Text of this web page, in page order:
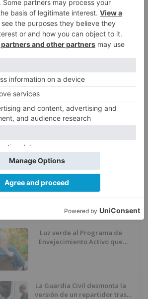
de inmigrantes
El PSOE denuncia que las
piscinas municipales de Burgos
plagas
LO ÚLTIMO
Villatoro da el primer paso para
ciclista
Asociaciones y Pedanías de la
Merindad de Montija de Burgos
piden la reapertura de la
farmacia de Villasante
Luz verde al Programa de
Envejecimiento Activo que
La Guardia Civil desmonta la
versión de un repartidor tras